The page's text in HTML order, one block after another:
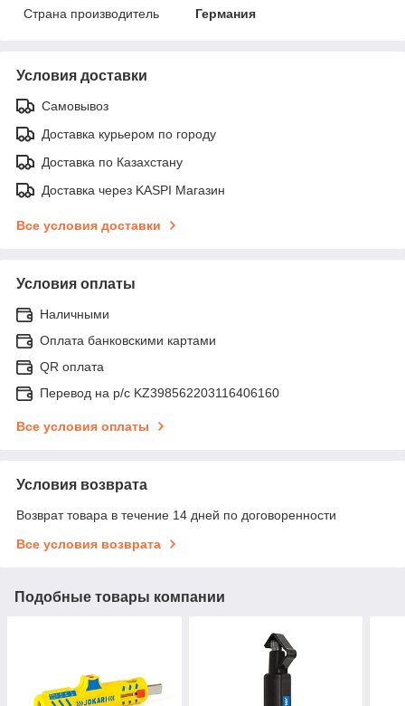
Страна производитель
Германия
Условия доставки
Самовывоз
Доставка курьером по городу
Доставка по Казахстану
Доставка через KASPI Магазин
Все условия доставки
Условия оплаты
Наличными
Оплата банковскими картами
QR оплата
Перевод на р/с KZ398562203116406160
Все условия оплаты
Условия возврата
Возврат товара в течение 14 дней по договоренности
Все условия возврата
Подобные товары компании